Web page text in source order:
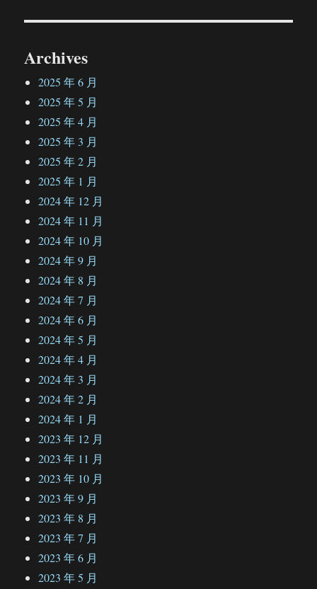
Archives
2025 年 6 月
2025 年 5 月
2025 年 4 月
2025 年 3 月
2025 年 2 月
2025 年 1 月
2024 年 12 月
2024 年 11 月
2024 年 10 月
2024 年 9 月
2024 年 8 月
2024 年 7 月
2024 年 6 月
2024 年 5 月
2024 年 4 月
2024 年 3 月
2024 年 2 月
2024 年 1 月
2023 年 12 月
2023 年 11 月
2023 年 10 月
2023 年 9 月
2023 年 8 月
2023 年 7 月
2023 年 6 月
2023 年 5 月